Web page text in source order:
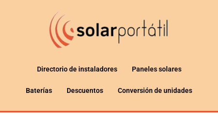
Directorio de instaladores Paneles solares
Baterías Descuentos Conversión de unidades